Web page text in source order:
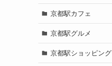
京都駅カフェ
京都駅グルメ
京都駅ショッピング